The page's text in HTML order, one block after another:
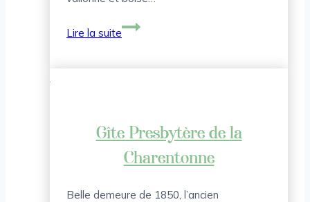
Lire la suite
Gîtes
de
Gîte Presbytère de la
Charentonne
Belle demeure de 1850, l’ancien